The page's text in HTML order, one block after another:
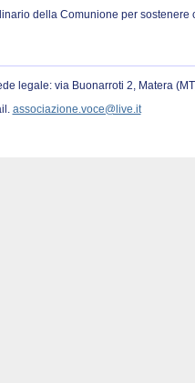
della Comunione per sostenere
legale: via Buonarroti 2, Matera
associazione.voce@live.it